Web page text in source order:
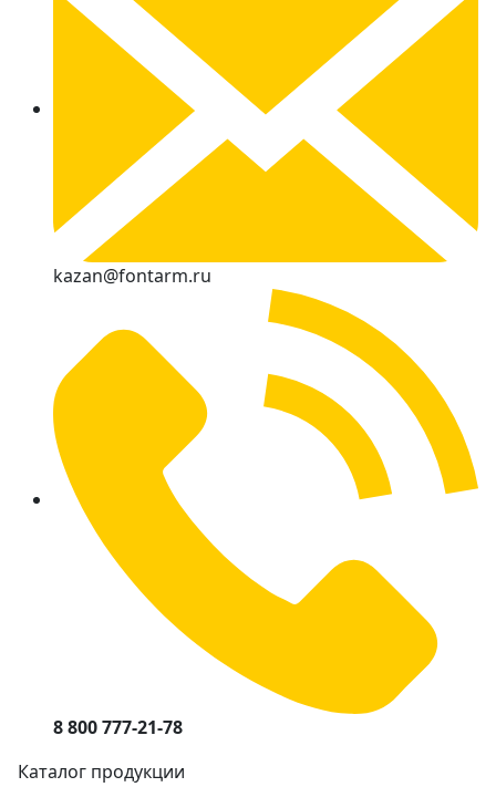
kazan@fontarm.ru
8 800 777-21-78
Каталог продукции